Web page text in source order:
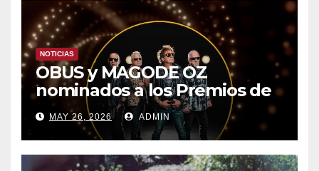
NOTICIAS
OBUS y MAGODE OZ
nominados a los Premios de
la Academia de la Música de
España- Esta noche en La 2
MAY 26, 2026 ADMIN